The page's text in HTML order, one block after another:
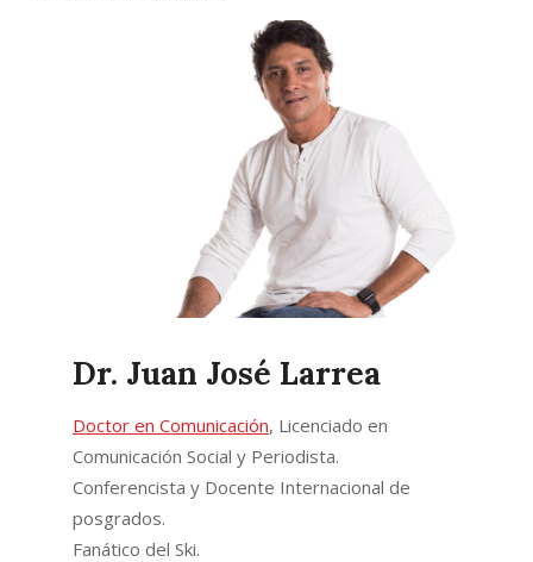
Dr. Juan José Larrea
Doctor en Comunicación, Licenciado en
Comunicación Social y Periodista.
Conferencista y Docente Internacional de
posgrados.
Fanático del Ski.